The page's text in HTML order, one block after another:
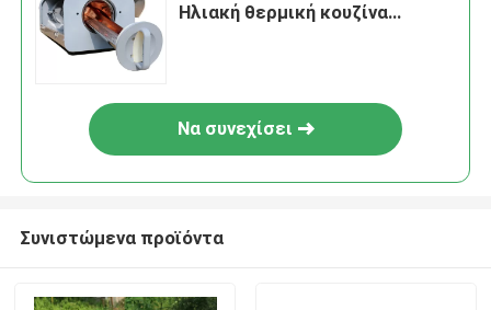
Ηλιακή θερμική κουζίνα
Να συνεχίσει
Συνιστώμενα προϊόντα